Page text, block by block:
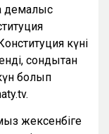
демалыс
күні
сондықтан
болып
жексенбіге